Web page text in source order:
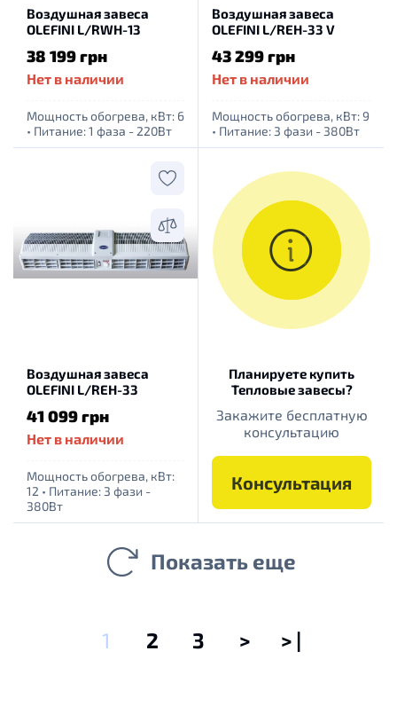
Воздушная завеса
OLEFINI L/RWH-13
38 199 грн
Нет в наличии
Мощность обогрева, кВт: 6
• Питание: 1 фаза - 220Вт
Воздушная завеса
OLEFINI L/REH-33 V
43 299 грн
Нет в наличии
Мощность обогрева, кВт: 9
• Питание: 3 фази - 380Вт
Воздушная завеса
OLEFINI L/REH-33
41 099 грн
Нет в наличии
Мощность обогрева, кВт:
12 • Питание: 3 фази -
380Вт
Планируете купить
Тепловые завесы?
Закажите бесплатную
консультацию
Консультация
Показать еще
1 2 3 > > |